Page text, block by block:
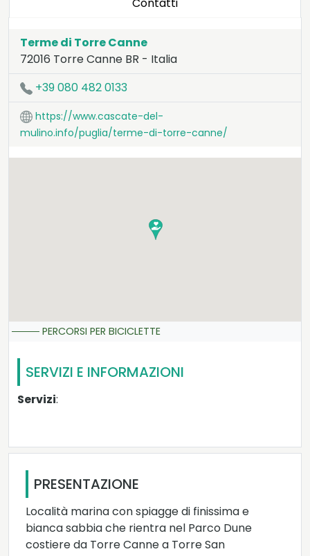
Terme di Torre Canne
72016 Torre Canne BR - Italia
LAT:40.832- LNG:17.468
+39 080 482 0133
https://www.cascate-del-
mulino.info/puglia/terme-di-torre-canne/
PERCORSI PER BICICLETTE
SERVIZI E INFORMAZIONI
Servizi:
PRESENTAZIONE
Località marina con spiagge di finissima e
bianca sabbia che rientra nel Parco Dune
costiere da Torre Canne a Torre San